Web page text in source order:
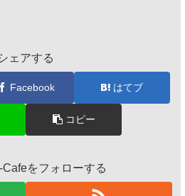
ェアする
Facebook はてブ
コピー
Cafeをフォローする